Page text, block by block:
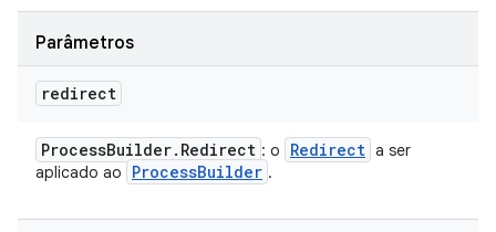
Parâmetros
redirect
ProcessBuilder. Redirect : o Redirect a ser
aplicado ao
ProcessBuilder .